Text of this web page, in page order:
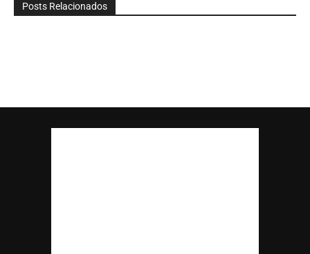
Posts Relacionados